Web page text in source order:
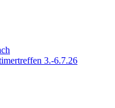
3.-6.7.26